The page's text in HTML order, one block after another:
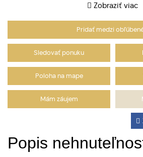
Zobraziť viac
Pridať medzi
Sledovať ponuku
Poloha na mape
Mám záujem
Popis